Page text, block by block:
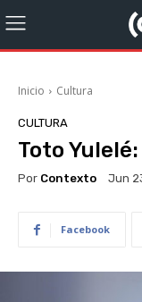
Inicio Cultura
CULTURA
Toto
Por Contexto Jun
Facebook